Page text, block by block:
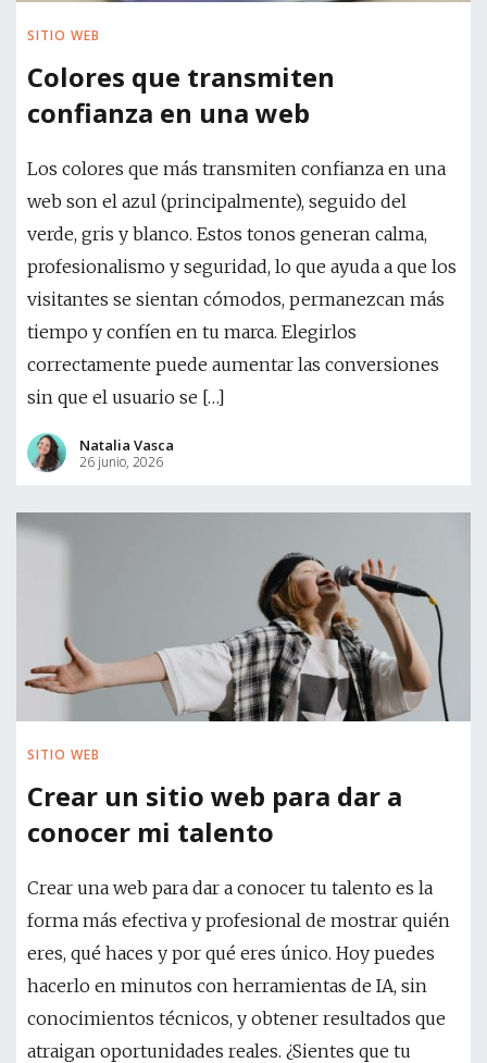
SITIO WEB
Colores que transmiten
confianza en una web
Los colores que más transmiten confianza en una
web son el azul (principalmente), seguido del
verde, gris y blanco. Estos tonos generan calma,
profesionalismo y seguridad, lo que ayuda a que los
visitantes se sientan cómodos, permanezcan más
tiempo y confíen en tu marca. Elegirlos
correctamente puede aumentar las conversiones
sin que el usuario se […]
Natalia Vasca
26 junio, 2026
SITIO WEB
Crear un sitio web para dar a
conocer mi talento
Crear una web para dar a conocer tu talento es la
forma más efectiva y profesional de mostrar quién
eres, qué haces y por qué eres único. Hoy puedes
hacerlo en minutos con herramientas de IA, sin
conocimientos técnicos, y obtener resultados que
atraigan oportunidades reales. ¿Sientes que tu